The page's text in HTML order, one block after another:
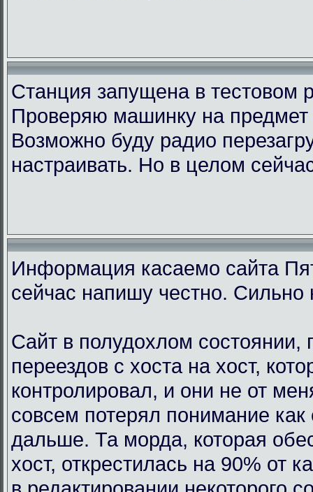
Станция запущена в тестовом
Проверяю машинку на предмет
Возможно буду радио
настраивать. Но в целом
Информация касаемо сайта
сейчас напишу честно. Сильно
Сайт в полудохлом состоянии,
переездов с хоста на хост,
контролировал, и они не от
совсем потерял понимание как
дальше. Та морда, которая
хост, открестилась на 90% от